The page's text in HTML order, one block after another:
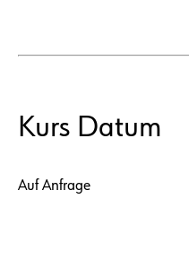
Kurs Datum
Auf Anfrage